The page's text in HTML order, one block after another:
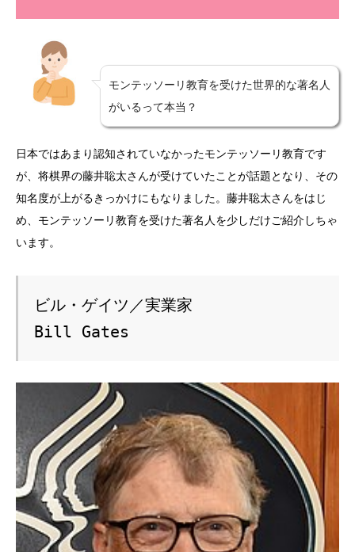
モンテッソーリ教育を受けた世界的な著名人
がいるって本当？
日本ではあまり認知されていなかったモンテッソーリ教育です
が、将棋界の藤井聡太さんが受けていたことが話題となり、その
知名度が上がるきっかけにもなりました。藤井聡太さんをはじ
め、モンテッソーリ教育を受けた著名人を少しだけご紹介しちゃ
います。
ビル・ゲイツ／実業家
Bill Gates